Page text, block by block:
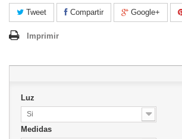
Tweet Compartir Google+
Imprimir
Luz
Si
Medidas